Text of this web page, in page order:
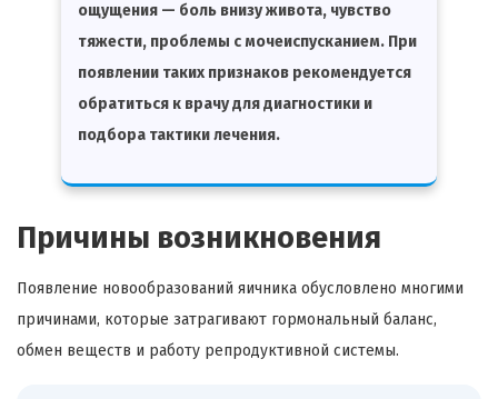
ощущения — боль внизу живота, чувство
тяжести, проблемы с мочеиспусканием. При
появлении таких признаков рекомендуется
обратиться к врачу для диагностики и
подбора тактики лечения.
Причины возникновения
Появление новообразований яичника обусловлено многими
причинами, которые затрагивают гормональный баланс,
обмен веществ и работу репродуктивной системы.